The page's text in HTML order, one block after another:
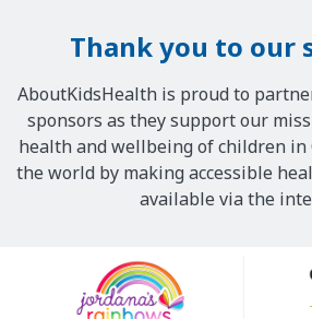
Thank you to our
AboutKidsHealth is proud to
sponsors as they support our
health and wellbeing of children in
the world by making accessible
available via the
Sponsors